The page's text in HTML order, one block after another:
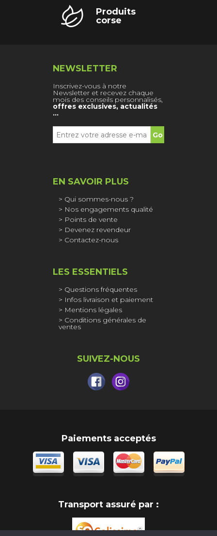
Produits
corse
NEWSLETTER
Inscrivez-vous à notre
Newsletter et recevez chaque
mois des conseils personnalisés,
offres exclusives, actualités
…
SUIVEZ-NOUS
EN SAVOIR PLUS
Qui sommes-nous ?
Nos engagements qualité
Points de vente
Devenez revendeur
Contactez-nous
LES ESSENTIELS
Questions fréquentes
Infos livraison et paiement
Mentions légales
Conditions générales de
ventes
Paiements acceptés
Transport assuré par :